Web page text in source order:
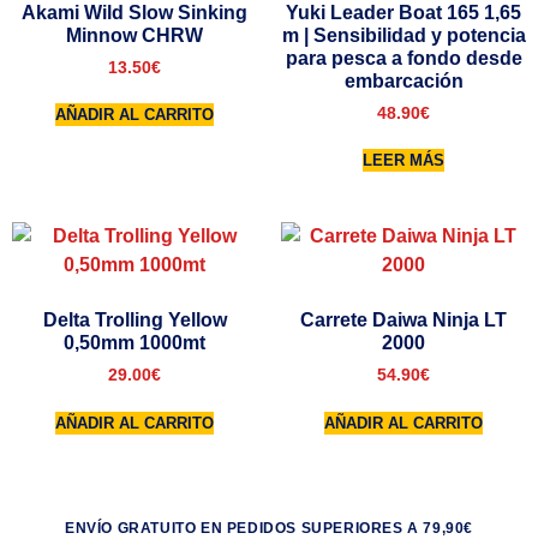
Akami Wild Slow Sinking
Minnow CHRW
13.50€
AÑADIR AL CARRITO
Yuki Leader Boat 165 1,65
m | Sensibilidad y potencia
para pesca a fondo desde
embarcación
48.90€
LEER MÁS
Delta Trolling Yellow
0,50mm 1000mt
29.00€
AÑADIR AL CARRITO
Carrete Daiwa Ninja LT
2000
54.90€
AÑADIR AL CARRITO
ENVÍO GRATUITO EN PEDIDOS SUPERIORES A 79,90€